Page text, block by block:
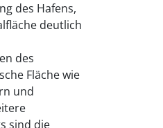
des Hafens,
deutlich
des
Fläche wie
und
sind die